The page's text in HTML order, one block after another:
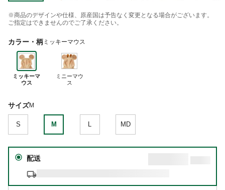
※商品のデザインや仕様、原産国は予告なく変更となる場合がございます。
ご指定はできませんのでご了承ください。
カラー・柄 ミッキーマウス
ミッキーマ
ウス
ミニーマウ
ス
サイズM
S M MD
配送